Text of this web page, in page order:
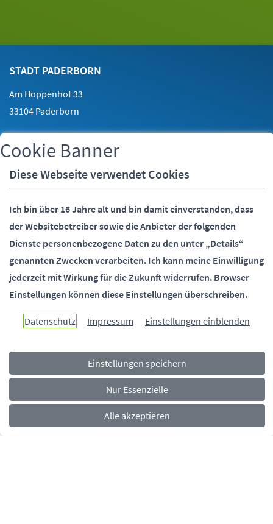
STADT PADERBORN
Am Hoppenhof 33
33104 Paderborn
Telefon:05251 88-0
Paderborn überzeugt.
Rechtliches
Navigationsmenü Impressum Datenschutz Barrierefreiheit
Cookie Banner
Diese Webseite verwendet Cookies
Ich bin über 16 Jahre alt und bin damit einverstanden, dass
der Websitebetreiber sowie die Anbieter der folgenden
Dienste personenbezogene Daten zu den unter „Details“
genannten Zwecken verarbeiten. Ich kann meine Einwilligung
jederzeit mit Wirkung für die Zukunft widerrufen. Browser
Einstellungen können diese Einstellungen überschreiben.
Datenschutz Impressum Einstellungen einblenden
Einstellungen speichern
Nur Essenzielle
Alle akzeptieren